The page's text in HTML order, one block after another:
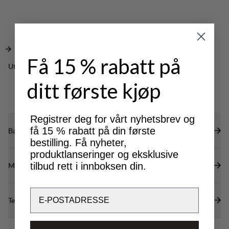
vann og smuss.
Utmerket for
LIGHT & TECH
TREKKING
OUTDOOR LIFE
Bærekraftsegenskaper
Materialer
Tekniske spesifikasjoner
Få 15 % rabatt på
ditt første kjøp
Registrer deg for vårt nyhetsbrev og
få 15 % rabatt på din første
bestilling. Få nyheter,
produktlanseringer og eksklusive
tilbud rett i innboksen din.